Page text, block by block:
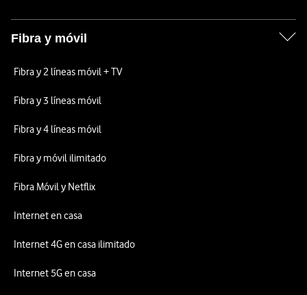
Fibra y móvil
Fibra y 2 líneas móvil + TV
Fibra y 3 líneas móvil
Fibra y 4 líneas móvil
Fibra y móvil ilimitado
Fibra Móvil y Netflix
Internet en casa
Internet 4G en casa ilimitado
Internet 5G en casa